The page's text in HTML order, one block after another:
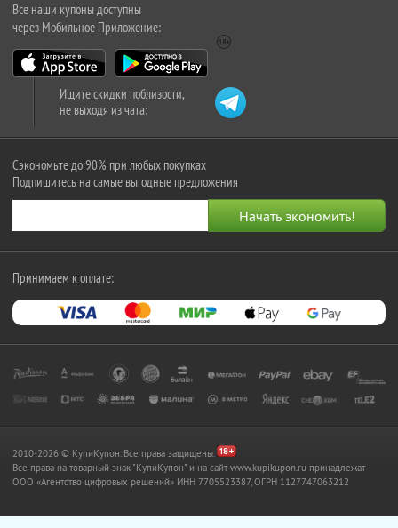
Все наши купоны доступны
через Мобильное Приложение:
Ищите скидки поблизости,
не выходя из чата:
Сэкономьте до 90% при любых покупках
Подпишитесь на самые выгодные предложения
Принимаем к оплате:
2010-2026 © КупиКупон. Все права защищены.
Все права на товарный знак "КупиКупон" и на сайт www.kupikupon.ru принадлежат
OOO «Агентство цифровых решений» ИНН 7705523387, ОГРН 1127747063212